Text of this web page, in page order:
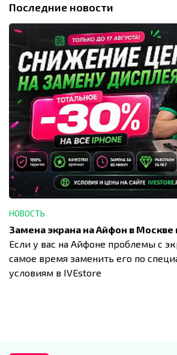
Последние новости
НОВОСТЬ
Замена экрана на Айфон в Москве
Если у вас на Айфоне проблемы с
самое время заменить его по
условиям в IVEstore